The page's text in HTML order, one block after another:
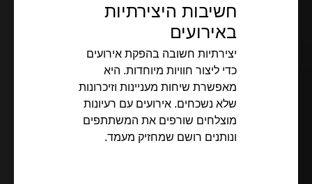
חשיבות היצירתיות
באירועים
יצירתיות חשובה בהפקת אירועים
כדי ליצור חוויות מיוחדות. היא
מאפשרת שיחות מעניינות וזיכרונות
שלא נשכחים. אירועים עם רעיונות
מוצלחים שורפים את המשתתפים
ונותנים רושם שמחזיק מעמד.